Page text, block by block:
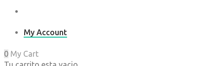
My Account
0 My Cart